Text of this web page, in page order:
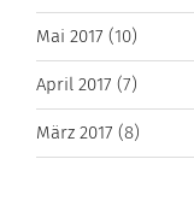
Mai 2017 (10)
April 2017 (7)
März 2017 (8)